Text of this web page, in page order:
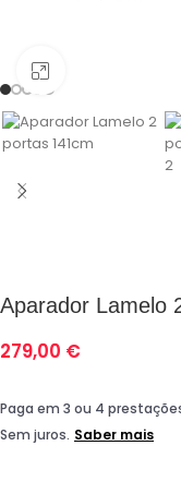
Aparador Lamelo
279,00 €